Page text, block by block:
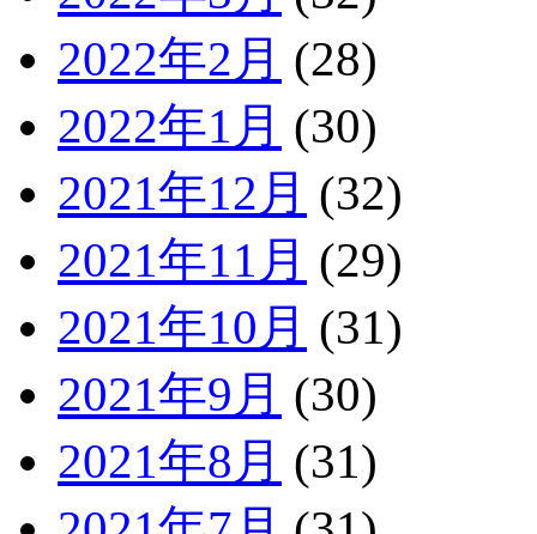
2022年2月 (28)
2022年1月 (30)
2021年12月 (32)
2021年11月 (29)
2021年10月 (31)
2021年9月 (30)
2021年8月 (31)